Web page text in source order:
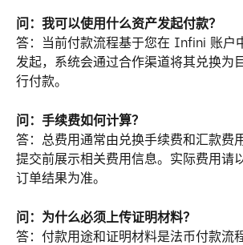
问：我可以使用什么资产发起付款？
答：当前付款流程基于您在 Infini 账户
发起，系统会通过合作渠道将其兑换为
行付款。
问：手续费如何计算？
答：总费用通常由兑换手续费和汇款费
提交前展示相关费用信息。实际费用请
订单结果为准。
问：为什么必须上传证明材料？
答：付款用途和证明材料是法币付款流